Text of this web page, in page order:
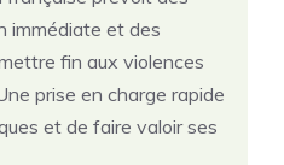
immédiate et des
fin aux violences
prise en charge rapide
et de faire valoir ses